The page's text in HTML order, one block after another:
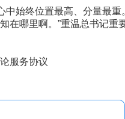
始终位置最高、分量最重
在哪里啊。”重温总书记重
服务协议